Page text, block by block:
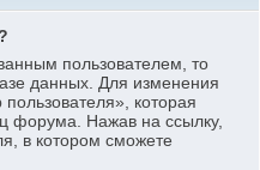
пользователем, то
данных. Для изменения
которая
форума. Нажав на ссылку,
в котором сможете